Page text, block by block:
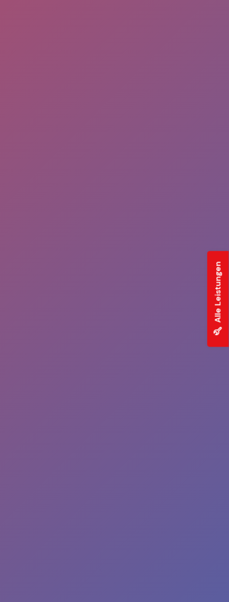
Alle Leistungen